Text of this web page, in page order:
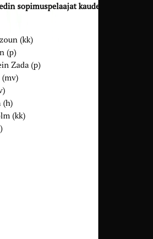
sopimuspelaajat kaudelle
(kk)
(p)
Zada (p)
(h)
(kk)